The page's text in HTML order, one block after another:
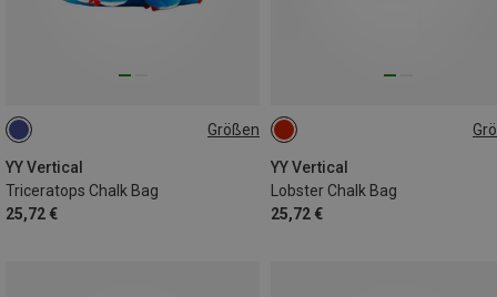
Größen
YY Vertical
Triceratops Chalk Bag
25,72 €
ONE SIZE
YY Vertical
Lobster Chalk Bag
25,72 €
ONE SIZE